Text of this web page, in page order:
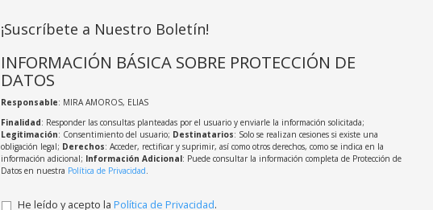
¡Suscríbete a Nuestro Boletín!
INFORMACIÓN BÁSICA SOBRE PROTECCIÓN DE
DATOS
Responsable: MIRA AMOROS, ELIAS
Finalidad: Responder las consultas planteadas por el usuario y enviarle la información solicitada;
Legitimación: Consentimiento del usuario; Destinatarios: Solo se realizan cesiones si existe una
obligación legal; Derechos: Acceder, rectificar y suprimir, así como otros derechos, como se indica en la
información adicional; Información Adicional: Puede consultar la información completa de Protección de
Datos en nuestra Política de Privacidad.
He leído y acepto la Política de Privacidad.